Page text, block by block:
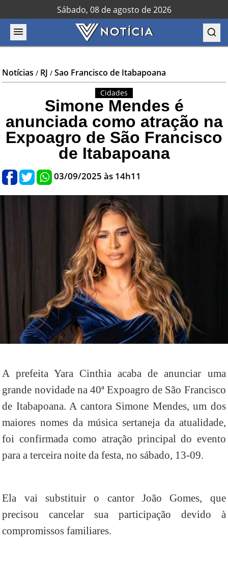
Sábado, 08 de agosto de 2026
Notícias / RJ /Sao Francisco de Itabapoana
Cidades
Simone Mendes é
anunciada como atração na
Expoagro de São Francisco
de Itabapoana
03/09/2025 às 14h11
A prefeita Yara Cinthia acaba de anunciar uma
grande novidade na 40ª Expoagro de São Francisco
de Itabapoana. A cantora Simone Mendes, um dos
maiores nomes da música sertaneja da atualidade,
foi confirmada como atração principal do evento
para a terceira noite da festa, no sábado, 13-09.
Ela vai substituir o cantor João Gomes, que
precisou cancelar sua participação devido à
compromissos familiares.